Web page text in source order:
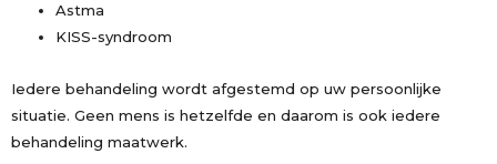
Astma
KISS-syndroom
Iedere behandeling wordt afgestemd op uw persoonlijke
situatie. Geen mens is hetzelfde en daarom is ook iedere
behandeling maatwerk.